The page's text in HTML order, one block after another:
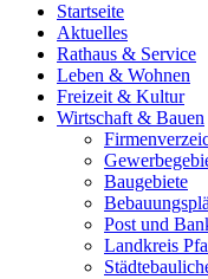
Startseite
Aktuelles
Rathaus & Service
Leben & Wohnen
Freizeit & Kultur
Wirtschaft & Bauen
Baugebiete
Post und
Landkreis